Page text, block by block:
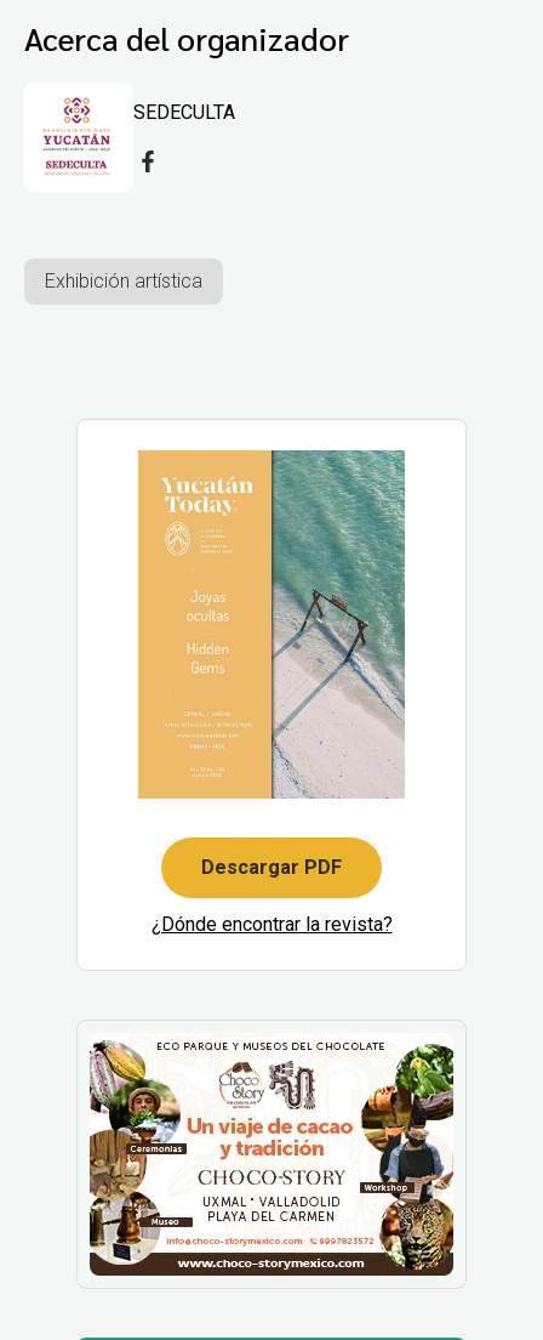
Acerca del organizador
SEDECULTA
Exhibición artística
Descargar PDF
¿Dónde encontrar la revista?